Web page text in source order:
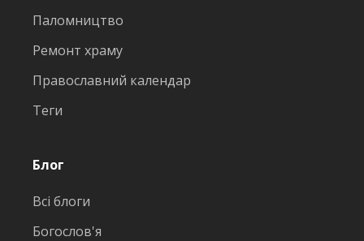
Паломництво
Ремонт храму
Православний календар
Теги
Блог
Всі блоги
Богослов'я